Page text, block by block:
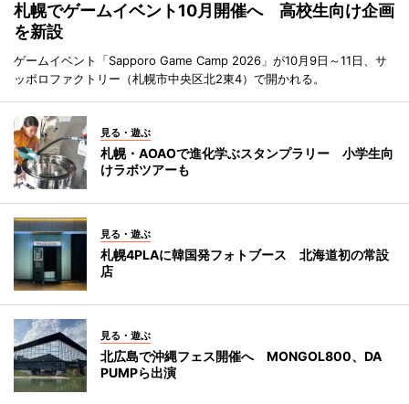
札幌でゲームイベント10月開催へ 高校生向け企画
を新設
ゲームイベント「Sapporo Game Camp 2026」が10月9日～11日、サ
ッポロファクトリー（札幌市中央区北2東4）で開かれる。
見る・遊ぶ
札幌・AOAOで進化学ぶスタンプラリー 小学生向
けラボツアーも
見る・遊ぶ
札幌4PLAに韓国発フォトブース 北海道初の常設
店
見る・遊ぶ
北広島で沖縄フェス開催へ MONGOL800、DA
PUMPら出演